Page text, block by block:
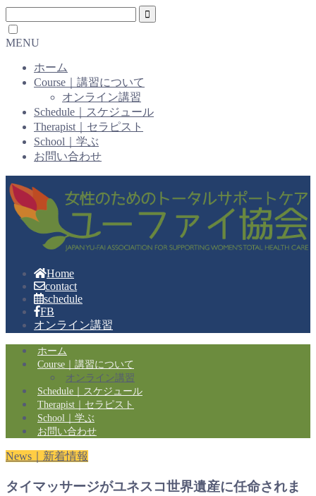
MENU
ホーム
Course｜講習について
オンライン講習
Schedule｜スケジュール
Therapist｜セラピスト
School｜学ぶ
お問い合わせ
Home
contact
schedule
FB
オンライン講習
ホーム
Course｜講習について
オンライン講習
Schedule｜スケジュール
Therapist｜セラピスト
School｜学ぶ
お問い合わせ
News｜新着情報
タイマッサージがユネスコ世界遺産に任命されま